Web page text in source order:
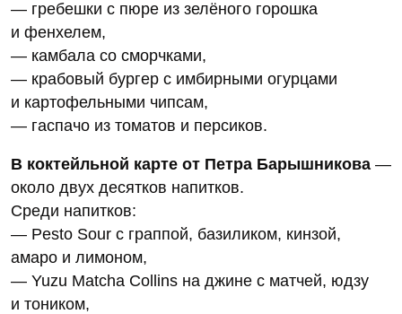
— гребешки с пюре из зелёного горошка
и фенхелем,
— камбала со сморчками,
— крабовый бургер с имбирными огурцами
и картофельными чипсам,
— гаспачо из томатов и персиков.
В коктейльной карте от Петра Барышникова —
около двух десятков напитков.
Среди напитков:
— Pesto Sour с граппой, базиликом, кинзой,
амаро и лимоном,
— Yuzu Matcha Collins на джине с матчей, юдзу
и тоником,